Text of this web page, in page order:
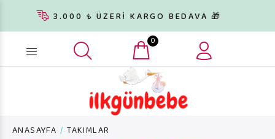
3.000 ₺ ÜZERİ KARGO BEDAVA 🎁
Ürün arama... 0
ANASAYFA
TAKIMLAR